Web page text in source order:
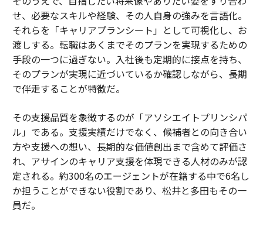
せ、必要なスキルや経験、その人自身の強みを言語化。
それらを「キャリアプランシート」として可視化し、お
渡しする。転職はあくまでそのプランを実現するための
手段の一つに過ぎない。入社後も定期的に接点を持ち、
そのプランが実現に近づいているか確認しながら、長期
で伴走することが特徴だ。
その支援品質を象徴するのが「アソシエイトプリンシパ
ル」である。支援実績だけでなく、候補者との向き合い
方や支援への想い、長期的な価値創出まで含めて評価さ
れ、アサインのキャリア支援を体現できる人材のみが認
定される。約300名のエージェントが在籍する中で6名し
か担うことができない役割であり、松井と多田もその一
員だ。